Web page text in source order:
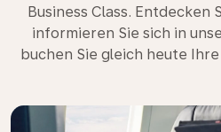
Business Class. Entdecken
informieren Sie sich in
buchen Sie gleich heute